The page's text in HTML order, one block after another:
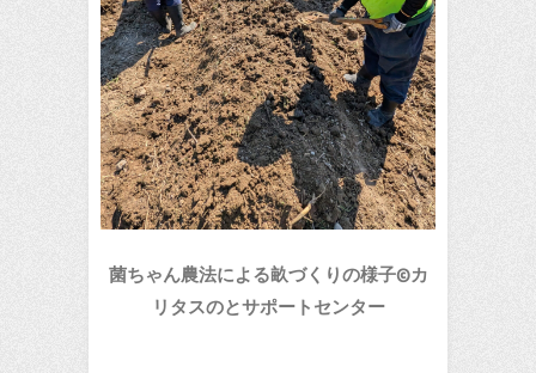
菌ちゃん農法による畝づくりの様子©カ
リタスのとサポートセンター